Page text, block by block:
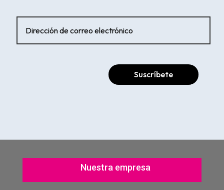
Suscríbete
Nuestra empresa